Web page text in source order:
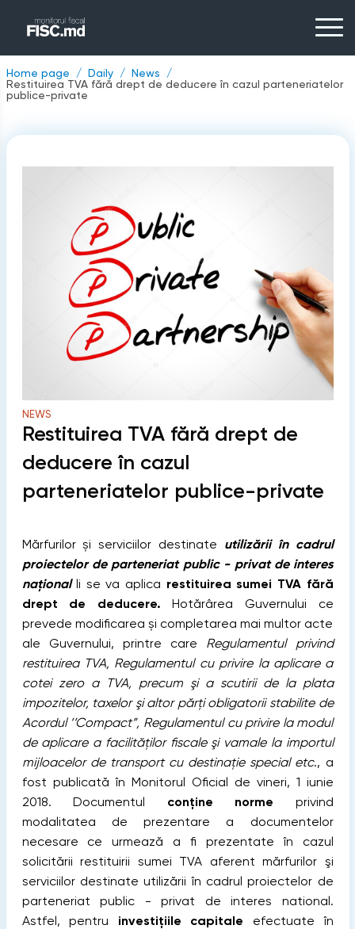
Home page Daily
News
Restituirea TVA fără drept de deducere în cazul parteneriatelor
publice-private
NEWS
Restituirea TVA fără drept de
deducere în cazul
parteneriatelor publice-private
Mărfurilor și serviciilor destinate utilizării în cadrul
proiectelor de parteneriat public - privat de interes
naționalli se va aplica restituirea sumei TVA fără
drept de deducere. Hotărârea Guvernului ce
prevede modificarea și completarea mai multor acte
ale Guvernului, printre care Regulamentul privind
restituirea TVA, Regulamentul cu privire la aplicare a
cotei zero a TVA, precum şi a scutirii de la plata
impozitelor, taxelor şi altor părţi obligatorii stabilite de
Acordul ’’Compact”, Regulamentul cu privire la modul
de aplicare a facilităţilor fiscale şi vamale la importul
mijloacelor de transport cu destinaţie special etc., a
fost publicată în Monitorul Oficial de vineri, 1 iunie
2018. Documentul conţine norme privind
modalitatea de prezentare a documentelor
necesare ce urmează a fi prezentate în cazul
solicitării restituirii sumei TVA aferent mărfurilor şi
serviciilor destinate utilizării în cadrul proiectelor de
parteneriat public - privat de interes national.
Astfel, pentru investițiile capitale efectuate în